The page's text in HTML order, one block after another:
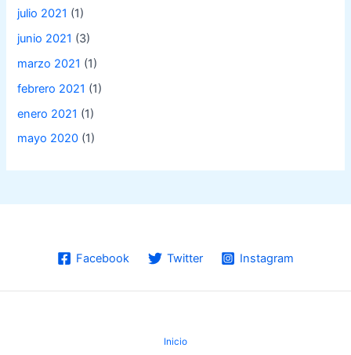
julio 2021 (1)
junio 2021 (3)
marzo 2021 (1)
febrero 2021 (1)
enero 2021 (1)
mayo 2020 (1)
Facebook Twitter Instagram
Inicio